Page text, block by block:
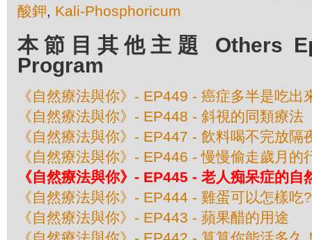
酸鉀, Kali-Phosphoricum
本節目其他主題 Others
Program
《自然療法與你》- EP449 - 癌症多半是吃出
《自然療法與你》- EP448 - 斜視的同類療法
《自然療法與你》- EP447 - 飲料喝不完放
《自然療法與你》- EP446 - 慢慢偷走歲月的
《自然療法與你》- EP445 - 老人痴呆症的自
《自然療法與你》- EP444 - 雞蛋可以怎樣吃?
《自然療法與你》- EP443 - 蘋果醋的用途